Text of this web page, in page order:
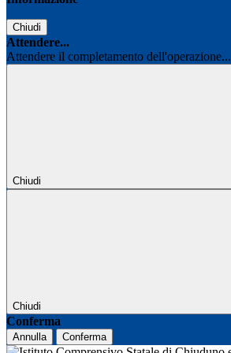
Chiudi
Attendere...
Attendere il completamento dell'operazione...
Chiudi
Chiudi
Conferma
Annulla Conferma